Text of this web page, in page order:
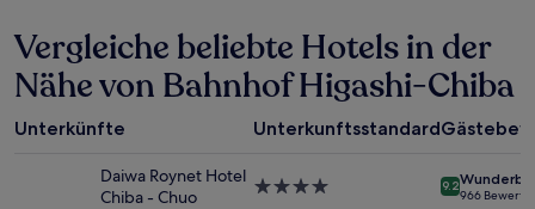
den
letzten
24 Stunden
für
einen
1 Übernachtung
Vergleiche beliebte Hotels in der
Nähe von Bahnhof Higashi-Chiba
Unterkünfte Unterkunftsstandard
Daiwa Roynet Hotel
Chiba - Chuo
4.0-
9.2
966